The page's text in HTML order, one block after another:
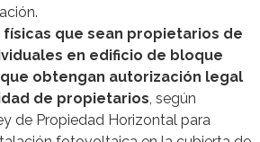
físicas que sean propietarios de
en edificio de bloque
obtengan autorización legal
de propietarios , según
de Propiedad Horizontal para